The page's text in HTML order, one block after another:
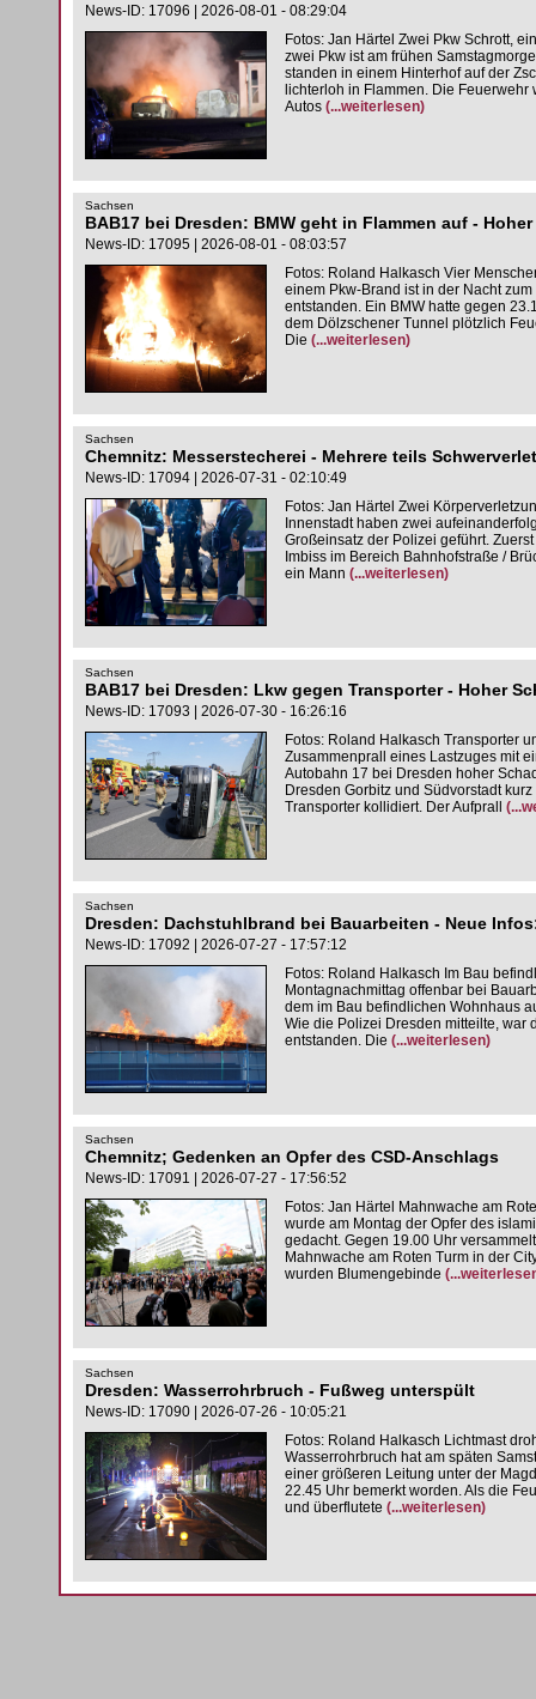
News-ID: 17096 | 2026-08-01 - 08:29:04
Fotos: Jan Härtel Zwei Pkw Schrott,
zwei Pkw ist am frühen
standen in einem Hinterhof auf der
lichterloh in Flammen. Die
Autos (...weiterlesen)
Sachsen
BAB17 bei Dresden: BMW geht in Flammen auf -
News-ID: 17095 | 2026-08-01 - 08:03:57
Fotos: Roland Halkasch Vier
einem Pkw-Brand ist in der Nacht
entstanden. Ein BMW hatte gegen
dem Dölzschener Tunnel plötzlich
Die (...weiterlesen)
Sachsen
Chemnitz: Messerstecherei - Mehrere teils
News-ID: 17094 | 2026-07-31 - 02:10:49
Fotos: Jan Härtel Zwei
Innenstadt haben zwei
Großeinsatz der Polizei geführt.
Imbiss im Bereich Bahnhofstraße /
ein Mann (...weiterlesen)
Sachsen
BAB17 bei Dresden: Lkw gegen Transporter - Hoher
News-ID: 17093 | 2026-07-30 - 16:26:16
Fotos: Roland Halkasch Transporter
Zusammenprall eines Lastzuges mit
Autobahn 17 bei Dresden hoher
Dresden Gorbitz und Südvorstadt
Transporter kollidiert. Der Aufprall
Sachsen
Dresden: Dachstuhlbrand bei Bauarbeiten - Neue
News-ID: 17092 | 2026-07-27 - 17:57:12
Fotos: Roland Halkasch Im Bau
Montagnachmittag offenbar bei
dem im Bau befindlichen Wohnhaus
Wie die Polizei Dresden mitteilte, war
entstanden. Die (...weiterlesen)
Sachsen
Chemnitz; Gedenken an Opfer des CSD-Anschlags
News-ID: 17091 | 2026-07-27 - 17:56:52
Fotos: Jan Härtel Mahnwache am
wurde am Montag der Opfer des
gedacht. Gegen 19.00 Uhr
Mahnwache am Roten Turm in der
wurden Blumengebinde
Sachsen
Dresden: Wasserrohrbruch - Fußweg unterspült
News-ID: 17090 | 2026-07-26 - 10:05:21
Fotos: Roland Halkasch Lichtmast
Wasserrohrbruch hat am späten
einer größeren Leitung unter der
22.45 Uhr bemerkt worden. Als die
und überflutete (...weiterlesen)